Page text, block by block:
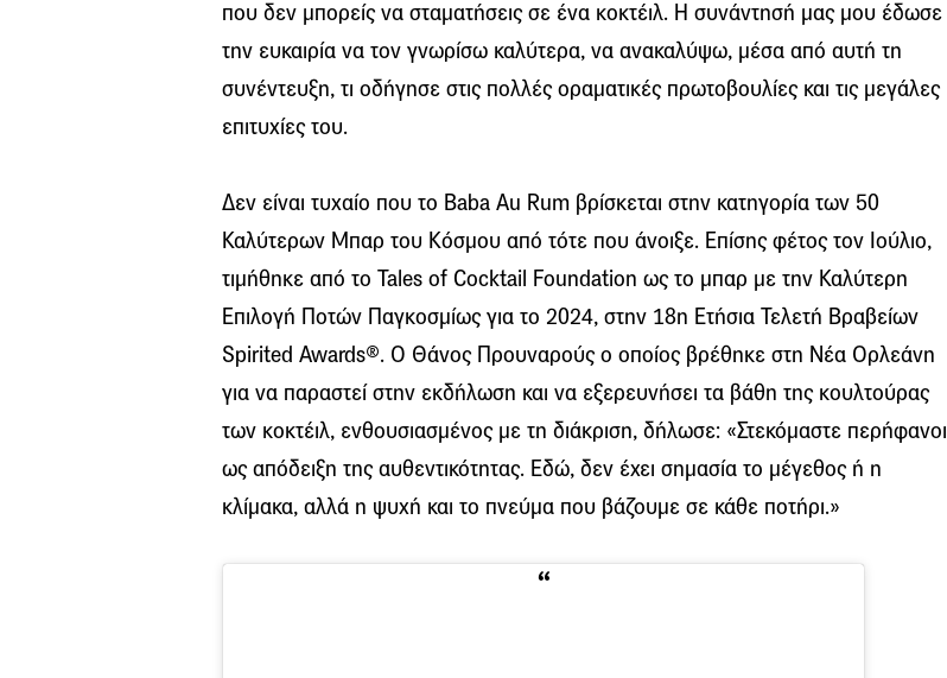
που δεν μπορείς να σταματήσεις σε ένα κοκτέιλ. Η συνάντησή μας μου έδωσε
την ευκαιρία να τον γνωρίσω καλύτερα, να ανακαλύψω, μέσα από αυτή τη
συνέντευξη, τι οδήγησε στις πολλές οραματικές πρωτοβουλίες και τις μεγάλες
επιτυχίες του.
Δεν είναι τυχαίο που το Baba Au Rum βρίσκεται στην κατηγορία των 50
Καλύτερων Μπαρ του Κόσμου από τότε που άνοιξε. Επίσης φέτος τον Ιούλιο,
τιμήθηκε από το Tales of Cocktail Foundation ως το μπαρ με την Καλύτερη
Επιλογή Ποτών Παγκοσμίως για το 2024, στην 18η Ετήσια Τελετή Βραβείων
Spirited Awards®. Ο Θάνος Προυναρούς ο οποίος βρέθηκε στη Νέα Ορλεάνη
για να παραστεί στην εκδήλωση και να εξερευνήσει τα βάθη της κουλτούρας
των κοκτέιλ, ενθουσιασμένος με τη διάκριση, δήλωσε: «Στεκόμαστε περήφανοι
ως απόδειξη της αυθεντικότητας. Εδώ, δεν έχει σημασία το μέγεθος ή η
κλίμακα, αλλά η ψυχή και το πνεύμα που βάζουμε σε κάθε ποτήρι.»